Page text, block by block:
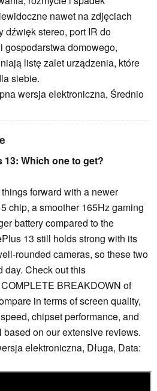
nawet na zdjęciach
dźwięk stereo, port IR do
gospodarstwa domowego,
listę zalet urządzenia, które
siebie.
wersja elektroniczna, Średnio
13: Which one to get?
forward with a newer
chip, a smoother 165Hz gaming
battery compared to the
13 still holds strong with its
cameras, so these two
day. Check out this
BREAKDOWN of
in terms of screen quality,
chipset performance, and
on our extensive reviews.
elektroniczna, Długa, Data: